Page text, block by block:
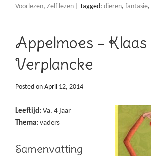
Voorlezen, Zelf lezen Tagged: dieren, fantasie,
Appelmoes – Klaas
Verplancke
Posted on April 12, 2014
Leeftijd: Va. 4 jaar
Thema: vaders
Samenvatting